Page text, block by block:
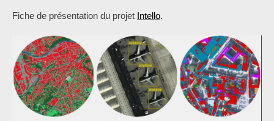
Fiche de présentation du projet Intello.